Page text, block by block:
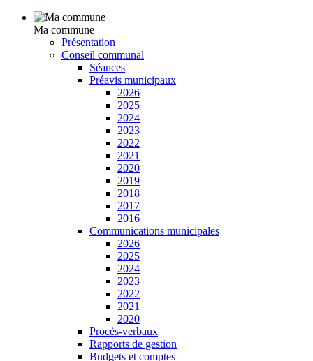
Ma commune
Présentation
Conseil communal
Séances
Préavis municipaux
2026
2025
2024
2023
2022
2021
2020
2019
2018
2017
2016
Communications municipales
2026
2025
2024
2023
2022
2021
2020
Procès-verbaux
Rapports de gestion
Budgets et comptes